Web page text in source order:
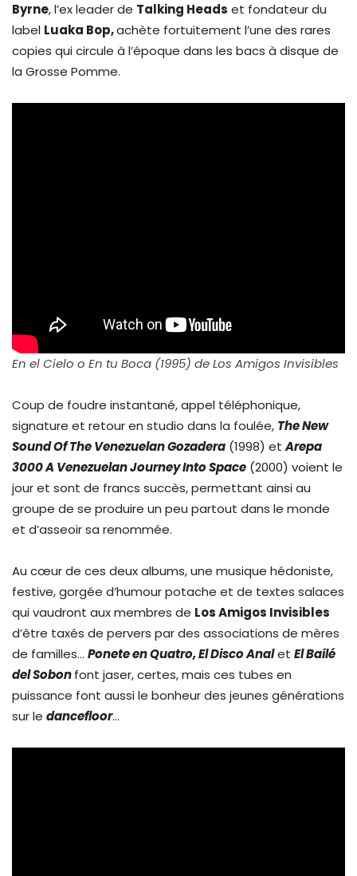
Byrne, l’ex leader de Talking Heads et fondateur du
label Luaka Bop,achète fortuitement l’une des rares
copies qui circule à l’époque dans les bacs à disque de
la Grosse Pomme.
En el Cielo o En tu Boca (1995) de Los Amigos Invisibles
Coup de foudre instantané, appel téléphonique,
signature et retour en studio dans la foulée, The New
Sound Of The Venezuelan Gozadera (1998) etArepa
3000 A Venezuelan Journey Into Space (2000) voient le
jour et sont de francs succès, permettant ainsi au
groupe de se produire un peu partout dans le monde
et d’asseoir sa renommée.
Au cœur de ces deux albums, une musique hédoniste,
festive, gorgée d’humour potache et de textes salaces
qui vaudront aux membres de Los Amigos Invisibles
d’être taxés de pervers par des associations de mères
de familles… Ponete en Quatro, El Disco Analet El Bailé
del Sobonfont jaser, certes, mais ces tubes en
puissance font aussi le bonheur des jeunes générations
sur le dancefloor…